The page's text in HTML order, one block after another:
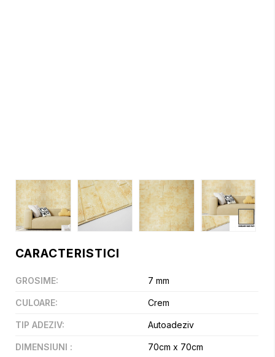
CARACTERISTICI
GROSIME: 7 mm
CULOARE: Crem
TIP ADEZIV: Autoadeziv
DIMENSIUNI : 70cm x 70cm